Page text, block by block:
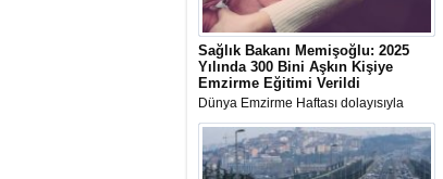
Sağlık Bakanı Memişoğlu: 2025
Yılında 300 Bini Aşkın Kişiye
Emzirme Eğitimi Verildi
Dünya Emzirme Haftası dolayısıyla
mesaj yayımlayan Sağlık Bakanı Kemal
Memişoğlu, anne sütünün önemine
vurgu yaparak koruyucu sağlık
hizmetleri kapsamında 300 binin